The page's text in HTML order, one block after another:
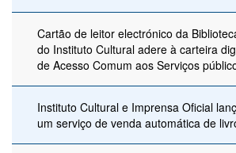
Cartão de leitor electrónico da
do Instituto Cultural adere à carteira
de Acesso Comum aos Serviços
Instituto Cultural e Imprensa Oficial
um serviço de venda automática de